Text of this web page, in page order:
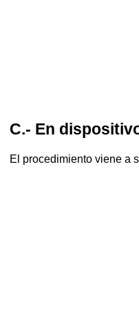
C.- En
El procedimiento viene a